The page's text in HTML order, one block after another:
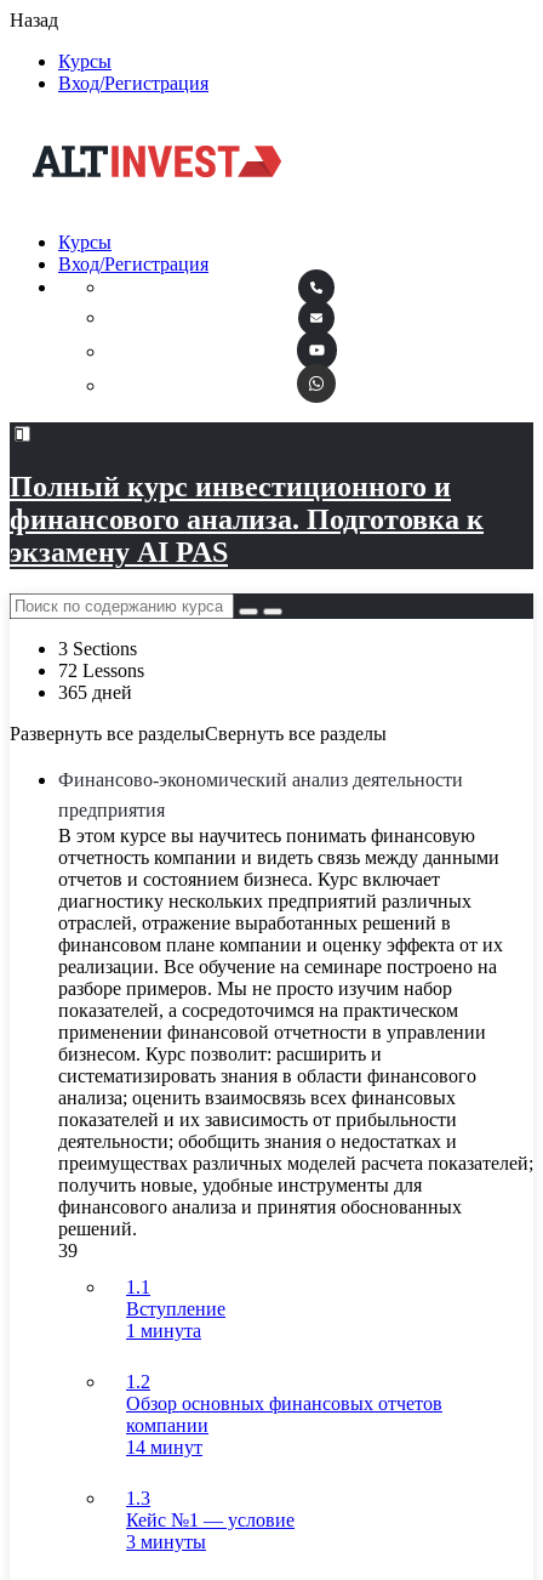
Назад
Курсы
Вход/Регистрация
Курсы
Вход/Регистрация
Полный курс инвестиционного и
финансового анализа. Подготовка к
экзамену AI PAS
3 Sections
72 Lessons
365 дней
Развернуть все разделыСвернуть все разделы
Финансово-экономический анализ деятельности
предприятия
В этом курсе вы научитесь понимать финансовую
отчетность компании и видеть связь между данными
отчетов и состоянием бизнеса. Курс включает
диагностику нескольких предприятий различных
отраслей, отражение выработанных решений в
финансовом плане компании и оценку эффекта от их
реализации. Все обучение на семинаре построено на
разборе примеров. Мы не просто изучим набор
показателей, а сосредоточимся на практическом
применении финансовой отчетности в управлении
бизнесом. Курс позволит: расширить и
систематизировать знания в области финансового
анализа; оценить взаимосвязь всех финансовых
показателей и их зависимость от прибыльности
деятельности; обобщить знания о недостатках и
преимуществах различных моделей расчета показателей;
получить новые, удобные инструменты для
финансового анализа и принятия обоснованных
решений.
39
1.1
Вступление
1 минута
1.2
Обзор основных финансовых отчетов
компании
14 минут
1.3
Кейс №1 — условие
3 минуты